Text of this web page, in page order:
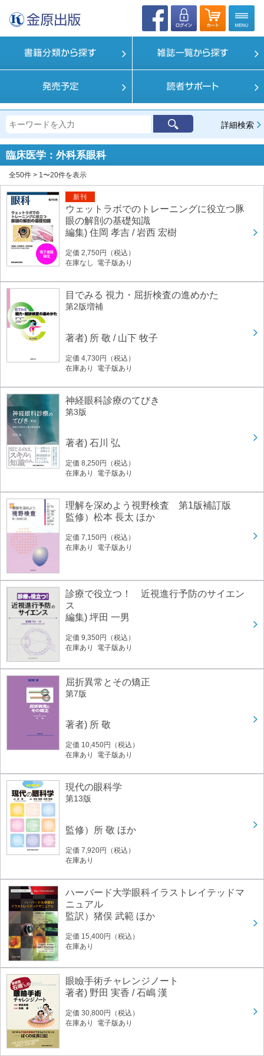
詳細検索
臨床医学：外科系眼科
全50件 > 1〜20件を表示
新刊
ウェットラボでのトレーニングに役立つ豚
眼の解剖の基礎知識
編集) 住岡 孝吉 / 岩西 宏樹
定価 2,750円（税込）
在庫なし 電子版あり
目でみる 視力・屈折検査の進めかた
第2版増補
著者) 所 敬 / 山下 牧子
定価 4,730円（税込）
在庫あり 電子版あり
神経眼科診療のてびき
第3版
著者) 石川 弘
定価 8,250円（税込）
在庫あり 電子版あり
理解を深めよう視野検査 第1版補訂版
監修）松本 長太 ほか
定価 7,150円（税込）
在庫あり 電子版あり
診療で役立つ！ 近視進行予防のサイエン
ス
編集) 坪田 一男
定価 9,350円（税込）
在庫あり 電子版あり
屈折異常とその矯正
第7版
著者) 所 敬
定価 10,450円（税込）
在庫あり 電子版あり
現代の眼科学
第13版
監修）所 敬 ほか
定価 7,920円（税込）
在庫あり
ハーバード大学眼科イラストレイテッドマ
ニュアル
監訳）猪俣 武範 ほか
定価 15,400円（税込）
在庫あり
眼瞼手術チャレンジノート
著者) 野田 実香 / 石嶋 漢
定価 30,800円（税込）
在庫あり 電子版あり